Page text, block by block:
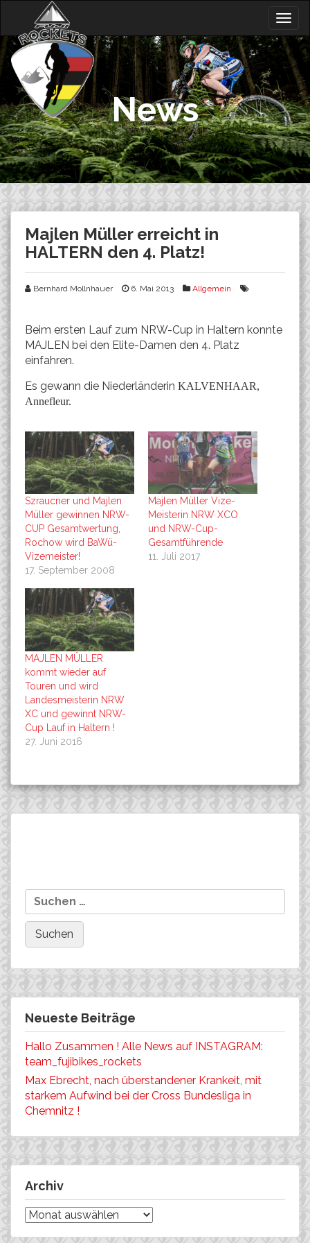
content
News
Majlen Müller erreicht in
HALTERN den 4. Platz!
Bernhard Mollnhauer 6. Mai 2013 Allgemein
Beim ersten Lauf zum NRW-Cup in Haltern konnte
MAJLEN bei den Elite-Damen den 4. Platz
einfahren.
Es gewann die Niederländerin KALVENHAAR,
Annefleur.
Szraucner und Majlen
Müller gewinnen NRW-
CUP Gesamtwertung,
Rochow wird BaWü-
Vizemeister!
17. September 2008
Majlen Müller Vize-
Meisterin NRW XCO
und NRW-Cup-
Gesamtführende
11. Juli 2017
MAJLEN MÜLLER
kommt wieder auf
Touren und wird
Landesmeisterin NRW
XC und gewinnt NRW-
Cup Lauf in Haltern !
27. Juni 2016
Neueste Beiträge
Hallo Zusammen ! Alle News auf INSTAGRAM:
team_fujibikes_rockets
Max Ebrecht, nach überstandener Krankeit, mit
starkem Aufwind bei der Cross Bundesliga in
Chemnitz !
Archiv
Archiv